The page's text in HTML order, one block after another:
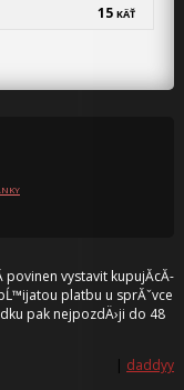
15 KÄŤ
povinen vystavit kupujĂ­cĂ­
platbu u sprĂˇvce
pak nejpozdÄ›ji do 48
| daddyy